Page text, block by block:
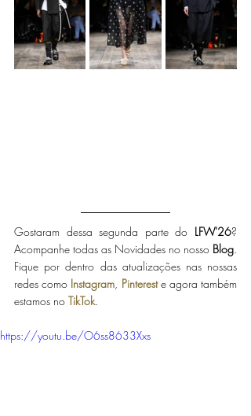
Gostaram dessa segunda parte do LFW'26?
Acompanhe todas as Novidades no nosso Blog
Fique por dentro das atualizações nas nossas
redes como Instagram Pinterest e agora também
estamos no TikTok
https://youtu.be/O6ss8633Xxs